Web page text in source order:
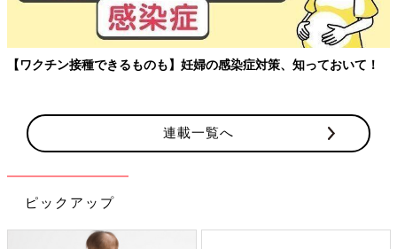
【ワクチン接種できるものも】妊婦の感染症対策、知っておいて！
連載一覧へ
ピックアップ